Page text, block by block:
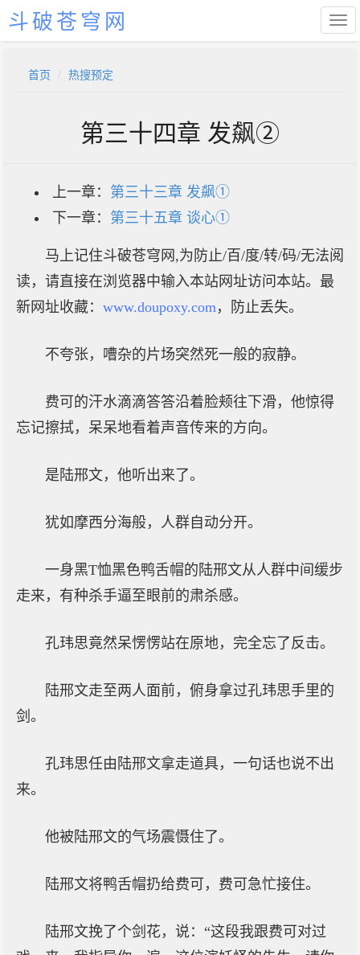
斗破苍穹网
首页 热搜预定
第三十四章 发飙②
上一章： 第三十三章 发飙①
下一章： 第三十五章 谈心①
马上记住斗破苍穹网,为防止/百/度/转/码/无法阅
读，请直接在浏览器中输入本站网址访问本站。最
新网址收藏： www.doupoxy.com，防止丢失。
不夸张，嘈杂的片场突然死一般的寂静。
费可的汗水滴滴答答沿着脸颊往下滑，他惊得
忘记擦拭，呆呆地看着声音传来的方向。
是陆邢文，他听出来了。
犹如摩西分海般，人群自动分开。
一身黑T恤黑色鸭舌帽的陆邢文从人群中间缓步
走来，有种杀手逼至眼前的肃杀感。
孔玮思竟然呆愣愣站在原地，完全忘了反击。
陆邢文走至两人面前，俯身拿过孔玮思手里的
剑。
孔玮思任由陆邢文拿走道具，一句话也说不出
来。
他被陆邢文的气场震慑住了。
陆邢文将鸭舌帽扔给费可，费可急忙接住。
陆邢文挽了个剑花，说：“这段我跟费可对过